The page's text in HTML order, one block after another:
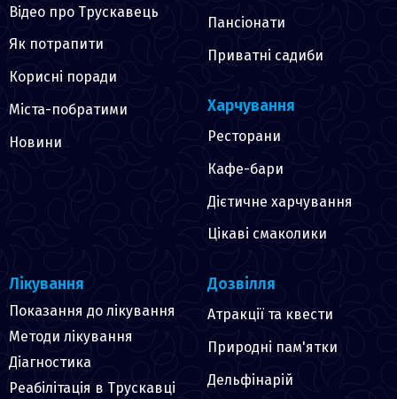
Відео про Трускавець
Як потрапити
Корисні поради
Міста-побратими
Новини
Пансіонати
Приватні садиби
Харчування
Ресторани
Кафе-бари
Дієтичне харчування
Цікаві смаколики
Лікування
Показання до лікування
Методи лікування
Діагностика
Реабілітація в Трускавці
Дозвілля
Атракції та квести
Природні пам'ятки
Дельфінарій